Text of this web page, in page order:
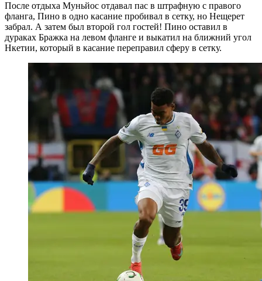
После отдыха Муньйос отдавал пас в штрафную с правого
фланга, Пино в одно касание пробивал в сетку, но Нещерет
забрал. А затем был второй гол гостей! Пино оставил в
дураках Бражка на левом фланге и выкатил на ближний угол
Нкетии, который в касание переправил сферу в сетку.